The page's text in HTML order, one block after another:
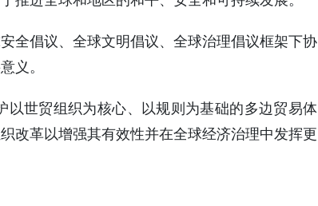
全倡议、全球文明倡议、全球治理倡议框架下协
义。
世贸组织为核心、以规则为基础的多边贸易体
改革以增强其有效性并在全球经济治理中发挥更